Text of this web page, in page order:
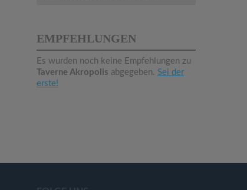
EMPFEHLUNGEN
Es wurden noch keine Empfehlungen zu
Taverne Akropolis abgegeben. Sei der
erste!